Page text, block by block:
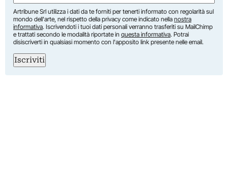
Artribune Srl utilizza i dati da te forniti per tenerti informato con regolarità sul
mondo dell'arte, nel rispetto della privacy come indicato nella nostra
informativa. Iscrivendoti i tuoi dati personali verranno trasferiti su MailChimp
e trattati secondo le modalità riportate in questa informativa. Potrai
disiscriverti in qualsiasi momento con l'apposito link presente nelle email.
Iscriviti